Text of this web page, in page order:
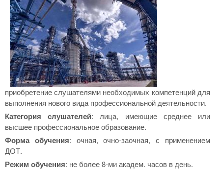
приобретение слушателями необходимых компетенций для
выполнения нового вида профессиональной деятельности.
Категория слушателей: лица, имеющие среднее или
высшее профессиональное образование.
Форма обучения: очная, очно-заочная, с применением
ДОТ.
Режим обучения: не более 8-ми академ. часов в день.